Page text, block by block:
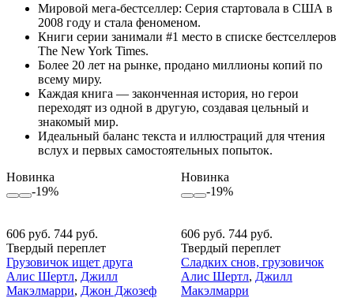
Мировой мега-бестселлер: Серия стартовала в США в
2008 году и стала феноменом.
Книги серии занимали #1 место в списке бестселлеров
The New York Times.
Более 20 лет на рынке, продано миллионы копий по
всему миру.
Каждая книга — законченная история, но герои
переходят из одной в другую, создавая цельный и
знакомый мир.
Идеальный баланс текста и иллюстраций для чтения
вслух и первых самостоятельных попыток.
Новинка
-19%
606 руб. 744 руб.
Твердый переплет
Грузовичок ищет друга
Алис Шертл, Джилл
Макэлмарри, Джон Джозеф
Новинка
-19%
606 руб. 744 руб.
Твердый переплет
Сладких снов, грузовичок
Алис Шертл, Джилл
Макэлмарри